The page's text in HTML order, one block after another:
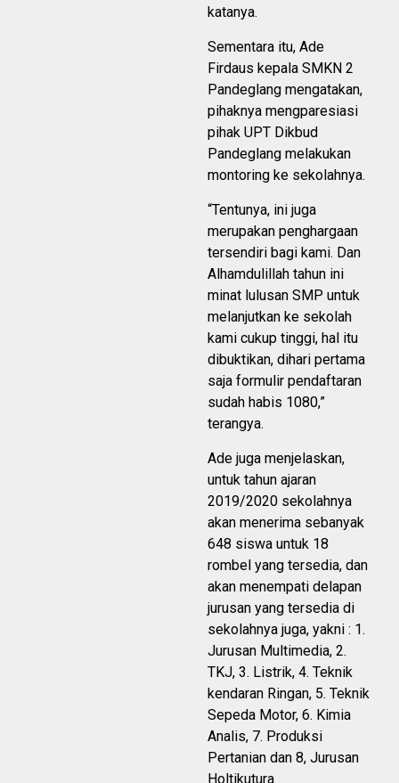
katanya.
Sementara itu, Ade
Firdaus kepala SMKN 2
Pandeglang mengatakan,
pihaknya mengparesiasi
pihak UPT Dikbud
Pandeglang melakukan
montoring ke sekolahnya.
“Tentunya, ini juga
merupakan penghargaan
tersendiri bagi kami. Dan
Alhamdulillah tahun ini
minat lulusan SMP untuk
melanjutkan ke sekolah
kami cukup tinggi, hal itu
dibuktikan, dihari pertama
saja formulir pendaftaran
sudah habis 1080,”
terangya.
Ade juga menjelaskan,
untuk tahun ajaran
2019/2020 sekolahnya
akan menerima sebanyak
648 siswa untuk 18
rombel yang tersedia, dan
akan menempati delapan
jurusan yang tersedia di
sekolahnya juga, yakni : 1.
Jurusan Multimedia, 2.
TKJ, 3. Listrik, 4. Teknik
kendaran Ringan, 5. Teknik
Sepeda Motor, 6. Kimia
Analis, 7. Produksi
Pertanian dan 8, Jurusan
Holtikutura.